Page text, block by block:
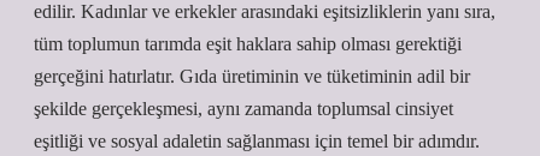
edilir. Kadınlar ve erkekler arasındaki eşitsizliklerin yanı sıra,
tüm toplumun tarımda eşit haklara sahip olması gerektiği
gerçeğini hatırlatır. Gıda üretiminin ve tüketiminin adil bir
şekilde gerçekleşmesi, aynı zamanda toplumsal cinsiyet
eşitliği ve sosyal adaletin sağlanması için temel bir adımdır.